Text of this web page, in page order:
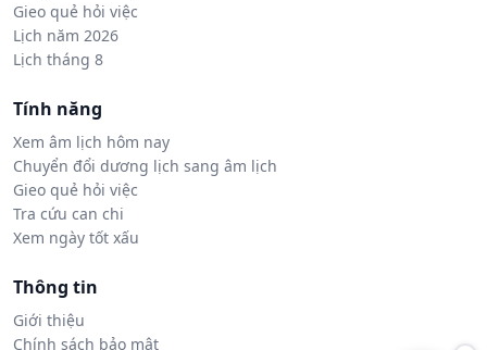
Gieo quẻ hỏi việc
Lịch năm 2026
Lịch tháng 8
Tính năng
Xem âm lịch hôm nay
Chuyển đổi dương lịch sang âm lịch
Gieo quẻ hỏi việc
Tra cứu can chi
Xem ngày tốt xấu
Thông tin
Giới thiệu
Chính sách bảo mật